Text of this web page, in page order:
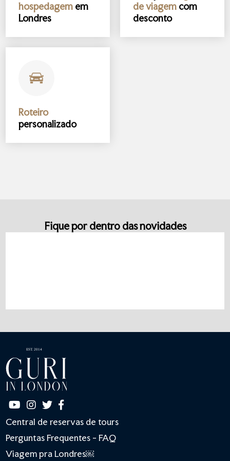
hospedagem em
Londres
de viagem com
desconto
Roteiro
personalizado
Fique por dentro das novidades
Central de reservas de tours
Perguntas Frequentes - FAQ
Viagem pra Londres￼